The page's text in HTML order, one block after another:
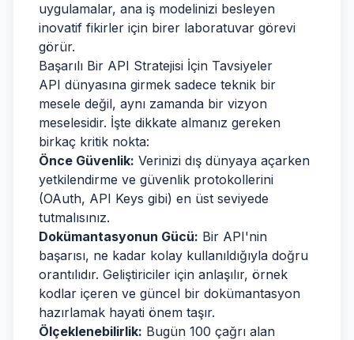
uygulamalar, ana iş modelinizi besleyen
inovatif fikirler için birer laboratuvar görevi
görür.
Başarılı Bir API Stratejisi İçin Tavsiyeler
API dünyasına girmek sadece teknik bir
mesele değil, aynı zamanda bir vizyon
meselesidir. İşte dikkate almanız gereken
birkaç kritik nokta:
Önce Güvenlik: Verinizi dış dünyaya açarken
yetkilendirme ve güvenlik protokollerini
(OAuth, API Keys gibi) en üst seviyede
tutmalısınız.
Dokümantasyonun Gücü: Bir API'nin
başarısı, ne kadar kolay kullanıldığıyla doğru
orantılıdır. Geliştiriciler için anlaşılır, örnek
kodlar içeren ve güncel bir dokümantasyon
hazırlamak hayati önem taşır.
Ölçeklenebilirlik: Bugün 100 çağrı alan